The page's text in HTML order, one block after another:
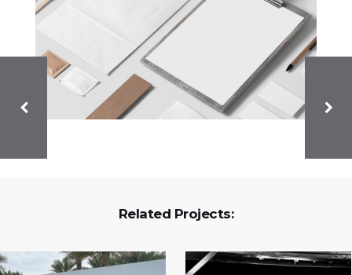
Related Projects: